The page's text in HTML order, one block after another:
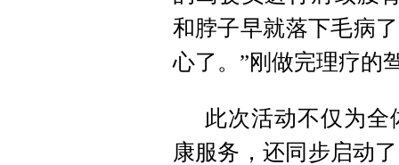
和脖子早就落下毛病
心了。”刚做完理疗的
此次活动不仅为
康服务，还同步启动